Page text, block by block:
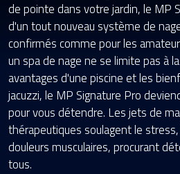
de pointe dans votre jardin, le MP
d'un tout nouveau système de
confirmés comme pour les
un spa de nage ne se limite pas à
avantages d'une piscine et les
jacuzzi, le MP Signature Pro
pour vous détendre. Les jets de
thérapeutiques soulagent le
douleurs musculaires, procurant
tous.